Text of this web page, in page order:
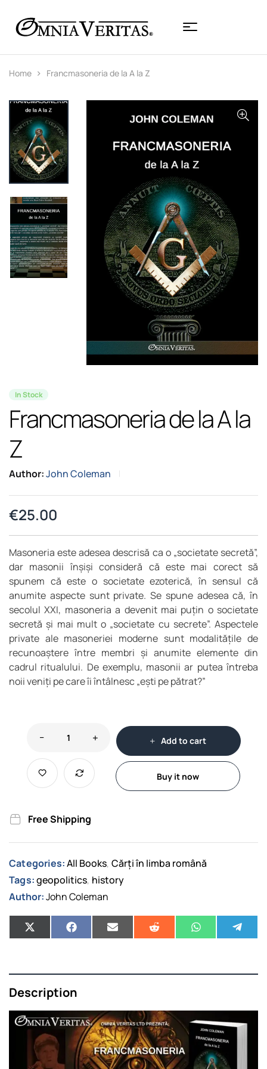
Home Francmasoneria de la A la Z
In Stock
Francmasoneria de la A la
Z
Author:John Coleman
€25.00
Masoneria este adesea descrisă ca o „societate secretă”,
dar masonii înșiși consideră că este mai corect să
spunem că este o societate ezoterică, în sensul că
anumite aspecte sunt private. Se spune adesea că, în
secolul XXI, masoneria a devenit mai puțin o societate
secretă și mai mult o „societate cu secrete”. Aspectele
private ale masoneriei moderne sunt modalitățile de
recunoaștere între membri și anumite elemente din
cadrul ritualului. De exemplu, masonii ar putea întreba
noii veniți pe care îi întâlnesc „ești pe pătrat?”
Add to cart
Buy it now
Free Shipping
Categories: All Books, Cărți în limba română
Tags:geopolitics, history
Author:John Coleman
Description